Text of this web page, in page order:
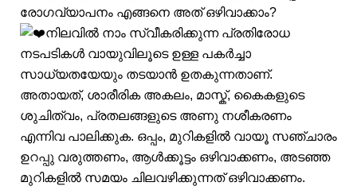
രോഗവ്യാപനം എങ്ങനെ അത് ഒഴിവാക്കാം?
നിലവിൽ നാം സ്വീകരിക്കുന്ന പ്രതിരോധ
നടപടികൾ വായുവിലൂടെ ഉള്ള പകർച്ചാ
സാധ്യതയേയും തടയാൻ ഉതകുന്നതാണ്.
അതായത്, ശാരീരിക അകലം, മാസ്ക്, കൈകളുടെ
ശുചിത്വം, പ്രതലങ്ങളുടെ അണു നശീകരണം
എന്നിവ പാലിക്കുക. ഒപ്പം, മുറികളിൽ വായൂ സഞ്ചാരം
ഉറപ്പു വരുത്തണം, ആൾക്കൂട്ടം ഒഴിവാക്കണം, അടഞ്ഞ
മുറികളിൽ സമയം ചിലവഴിക്കുന്നത് ഒഴിവാക്കണം.